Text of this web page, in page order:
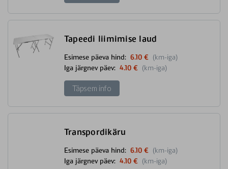
Tapeedi liimimise laud
Esimese päeva hind: 6.10 € (km-iga)
Iga järgnev päev: 4.10 € (km-iga)
Täpsem info
Transpordikäru
Esimese päeva hind: 6.10 € (km-iga)
Iga järgnev päev: 4.10 € (km-iga)